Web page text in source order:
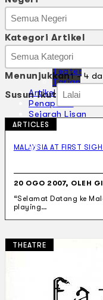
Koleksi Kami
Teater
Tarian
Artikel
Penapisan
Sejarah Lisan
Mengenai Kami
BM
EN
Cari laman
Negeri
Negeri
Negeri
Kategori Artikel
Kategori Artikel
Kategori Artikel
Kategori Artikel
Menunjukkan1 - 4
Susun ikut Susun ikut
Susun ikut
Susun ikut
ARTICLES
MALAYSIA AT FIRST
20 OGO 2007, OLEH
“Selamat Datang ke
playing…
THEATRE